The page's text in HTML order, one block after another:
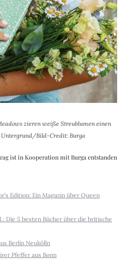
zieren weiße Streublumen einen
Bild-Credit: Burga
ist in Kooperation mit Burga entstanden
Edition: Ein Magazin über Queen
Die 5 besten Bücher über die britische
Berlin Neukölln
Pfeffer aus Bonn